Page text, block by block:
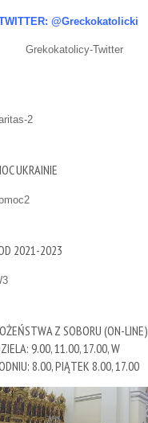
@Greckokatolicki
UKRAINIE
2021-2023
Z SOBORU (ON-LINE)
9.00, 11.00, 17.00, W
8.00, PIĄTEK 8.00, 17.00